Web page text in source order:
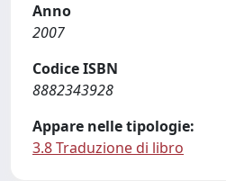
Anno
2007
Codice ISBN
8882343928
Appare nelle tipologie:
3.8 Traduzione di libro